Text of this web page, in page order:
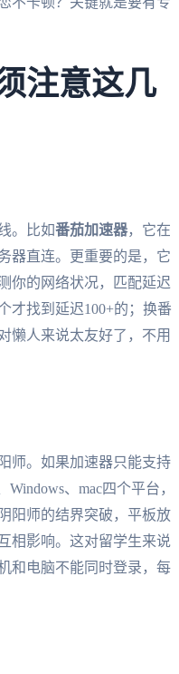
注意这几
。比如番茄加速器，它在
器直连。更重要的是，它
你的网络状况，匹配延迟
才找到延迟100+的；换番
懒人来说太友好了，不用
师。如果加速器只能支持
、mac四个平台，
阳师的结界突破，平板放
相影响。这对留学生来说
和电脑不能同时登录，每